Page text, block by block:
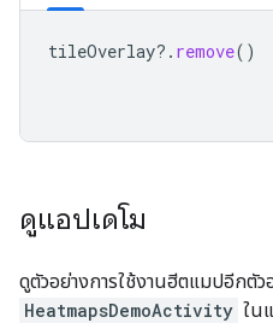
tileOverlay?. remove()
ดูแอปเดโม
ดูตัวอย่างการใช้งานฮีตแมปอีกตัว
HeatmapsDemoActivity ใน